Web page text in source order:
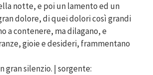
notte, e poi un lamento ed un
dolore, di quei dolori così grandi
a contenere, ma dilagano, e
gioie e desideri, frammentano
gran silenzio. | sorgente: